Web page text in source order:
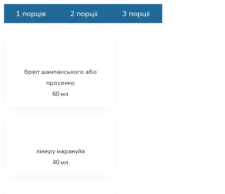
1 порція 2 порції 3 порції
брют шампанського або
просекко
60 мл
лікеру маракуйя
40 мл